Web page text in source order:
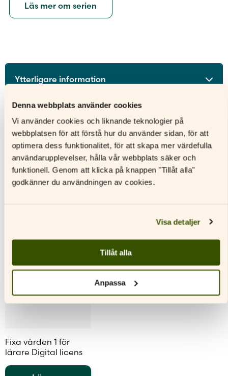
Denna webbplats använder cookies
Vi använder cookies och liknande teknologier på
webbplatsen för att förstå hur du använder sidan, för att
optimera dess funktionalitet, för att skapa mer värdefulla
användarupplevelser, hålla vår webbplats säker och
funktionell. Genom att klicka på knappen "Tillåt alla"
godkänner du användningen av cookies.
Visa detaljer
Tillåt alla
Anpassa
Läs mer om serien
Ytterligare information
ISBN
9789515263957
Utgivningsår
2026
Licenstid
48 månader
Typ av licens
Personlig elevlicens
Format
Digitalt läromedel
Sidantal
Ljudfils längd
Andra titlar i serien
Nyhet
Fixa vården 1 för
lärare Digital licens